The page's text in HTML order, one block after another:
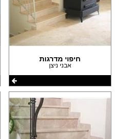
חיפוי מדרגות
אבני ניצן